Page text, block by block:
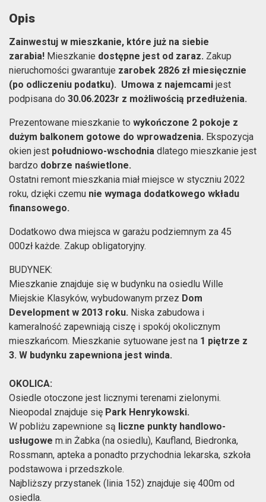
Opis
Zainwestuj w mieszkanie, które już na siebie
zarabia! Mieszkanie dostępne jest od zaraz. Zakup
nieruchomości gwarantuje zarobek 2826 zł miesięcznie
(po odliczeniu podatku). Umowa z najemcami jest
podpisana do 30.06.2023r z możliwością przedłużenia.
Prezentowane mieszkanie to wykończone 2 pokoje z
dużym balkonem gotowe do wprowadzenia. Ekspozycja
okien jest południowo-wschodnia dlatego mieszkanie jest
bardzo dobrze naświetlone.
Ostatni remont mieszkania miał miejsce w styczniu 2022
roku, dzięki czemu nie wymaga dodatkowego wkładu
finansowego.
Dodatkowo dwa miejsca w garażu podziemnym za 45
000zł każde. Zakup obligatoryjny.
BUDYNEK:
Mieszkanie znajduje się w budynku na osiedlu Wille
Miejskie Klasyków, wybudowanym przez Dom
Development w 2013 roku. Niska zabudowa i
kameralność zapewniają ciszę i spokój okolicznym
mieszkańcom. Mieszkanie sytuowane jest na 1 piętrze z
3. W budynku zapewniona jest winda.
OKOLICA:
Osiedle otoczone jest licznymi terenami zielonymi.
Nieopodal znajduje się Park Henrykowski.
W pobliżu zapewnione są liczne punkty handlowo-
usługowe m.in Żabka (na osiedlu), Kaufland, Biedronka,
Rossmann, apteka a ponadto przychodnia lekarska, szkoła
podstawowa i przedszkole.
Najbliższy przystanek (linia 152) znajduje się 400m od
osiedla.